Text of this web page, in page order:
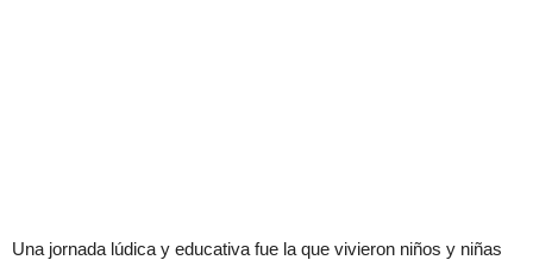
Una jornada lúdica y educativa fue la que vivieron niños y niñas